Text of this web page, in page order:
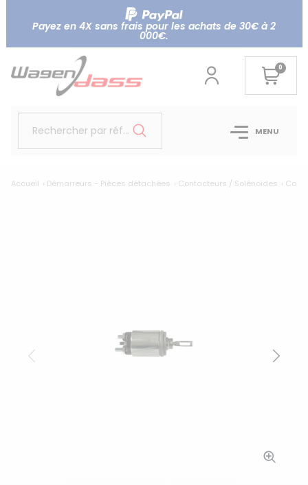
Payez en 4X sans frais pour les achats de 30€ à 2
000€.
0
Rechercher par référence... MENU
Accueil Démarreurs - Pièces détachées Contacteurs / Solénoïdes
Précédent